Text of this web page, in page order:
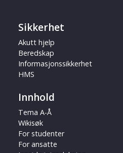
Sikkerhet
Akutt hjelp
Beredskap
Informasjonssikkerhet
HMS
Innhold
Tema A-Å
Wikisøk
For studenter
For ansatte